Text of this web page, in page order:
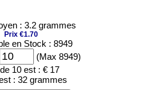
: 3.2 grammes
Prix €1.70
en Stock : 8949
(Max 8949)
10 est : € 17
: 32 grammes